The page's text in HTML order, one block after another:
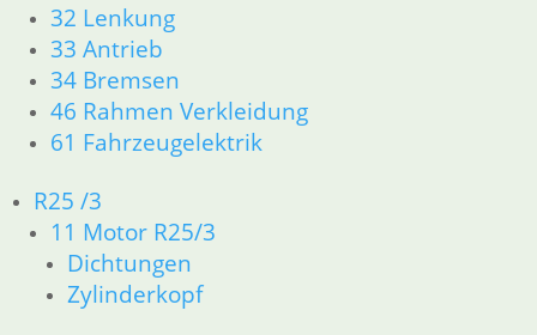
32 Lenkung
33 Antrieb
34 Bremsen
46 Rahmen Verkleidung
61 Fahrzeugelektrik
R25 /3
11 Motor R25/3
Dichtungen
Zylinderkopf
Manschette
25,50€
Artikelnummer: 1230304P
zzgl.Versandkosten
In den Warenkorb
Manschette